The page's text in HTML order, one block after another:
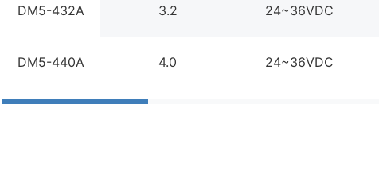
DM5-432A 3.2 24~36VDC
DM5-440A 4.0 24~36VDC